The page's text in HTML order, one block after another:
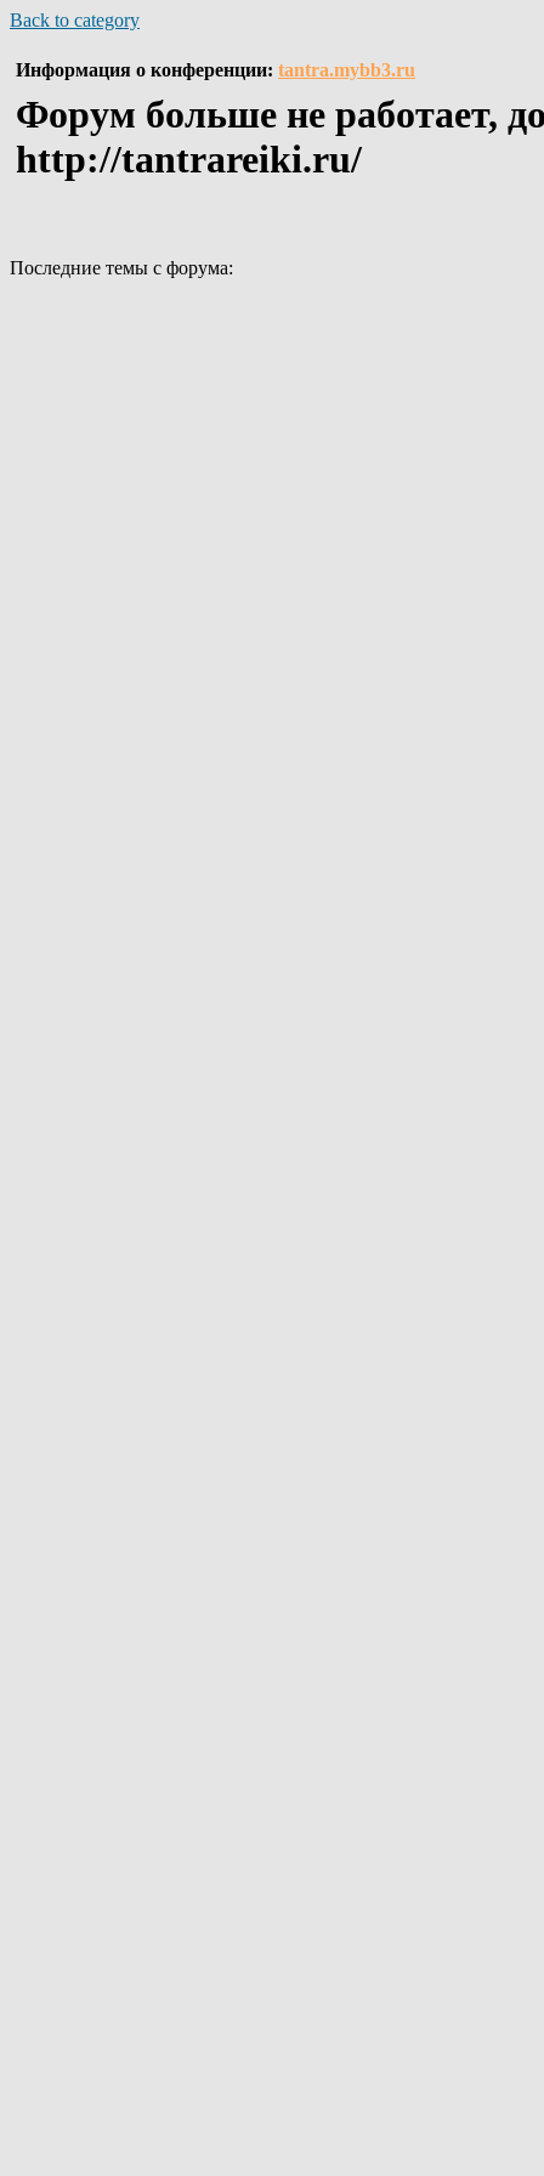
Back to category
Информация о конференции: tantra.mybb3.ru
Форум больше не работает,
http://tantrareiki.ru/
Последние темы с форума: